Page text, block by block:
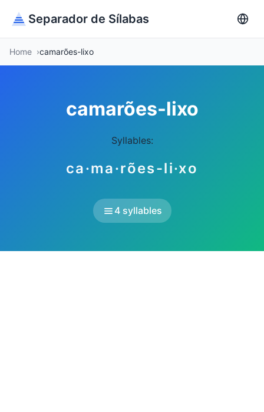
Separador de Sílabas
Home camarões-lixo
camarões-lixo
Syllables:
ca·ma·rões-li·xo
4 syllables